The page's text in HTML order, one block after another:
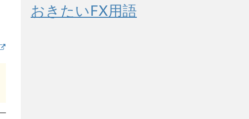
おきたいFX用語